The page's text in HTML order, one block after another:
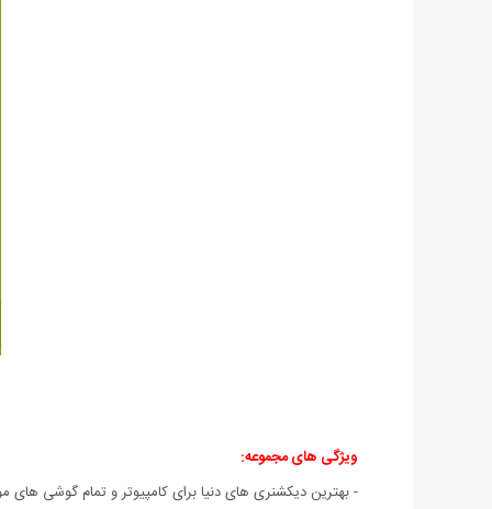
ویژگی های مجموعه:
- بهترین دیکشنری های دنیا برای کامپیوتر و تمام گوشی های